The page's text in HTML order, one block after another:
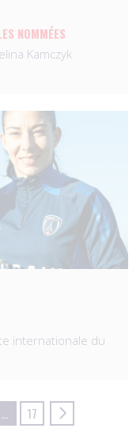
NOMMÉES
Kamczyk
internationale du
17